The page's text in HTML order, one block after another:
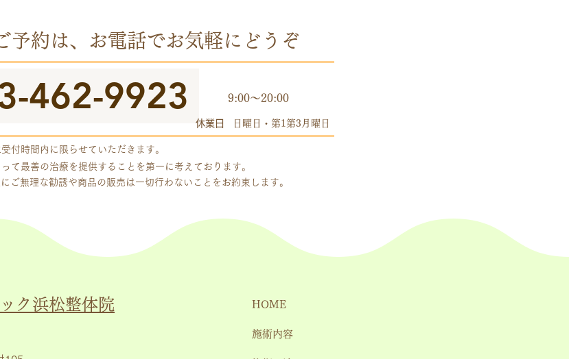
予約は、お電話でお気軽にどうぞ
462-9923 9:00～20:00
休業日 日曜日・第1第3月曜日
付時間内に限らせていただきます。
て最善の治療を提供することを第一に考えております。
ご無理な勧誘や商品の販売は一切行わないことをお約束します。
ク浜松整体院 HOME
施術内容